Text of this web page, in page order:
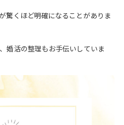
驚くほど明確になることがありま
婚活の整理もお手伝いしていま